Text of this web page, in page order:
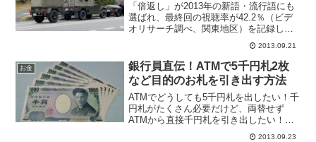
「倍返し」が2013年の新語・流行語にも
選ばれ、最終回の視聴率が42.2％（ビデ
オリサーチ調べ、関東地区）を記録し、
「やられたら、やり返す！」という胸の
すくような筋書きが大人気だったドラマ
『半沢直樹』。ドラマを観ていて、本当
に銀行員ってこん...
2013.09.21
お金
銀行員直伝！ATMで5千円札2枚
など目的のお札を引き出す方法
ATMでどうしても5千円札を出したい！千
円札がたくさん必要だけど、両替せず
ATMから直接千円札を引き出したい！そ
んなときに使えるATMのプチテクニック
2013.09.23